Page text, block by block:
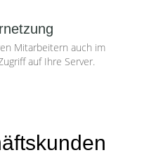
Mitarbeitern auch im
auf Ihre Server.